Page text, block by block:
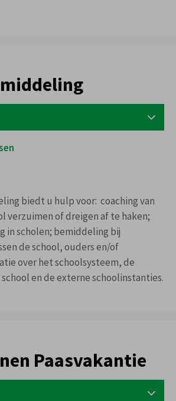
biedt u hulp voor: coaching van
verzuimen of dreigen af te haken;
in scholen; bemiddeling bij
de school, ouders en/of
over het schoolsysteem, de
en de externe schoolinstanties.
Paasvakantie